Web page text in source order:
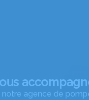
notre agence de